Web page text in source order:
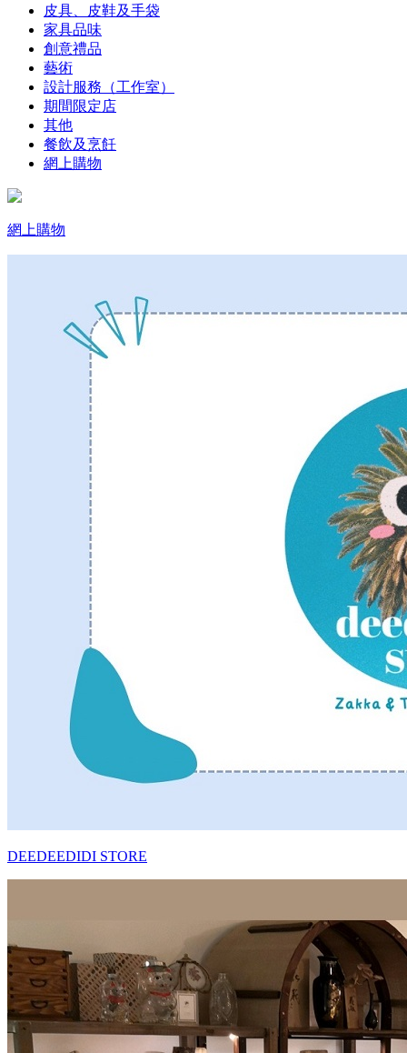
皮具、皮鞋及手袋
家具品味
創意禮品
藝術
設計服務（工作室）
期間限定店
其他
餐飲及烹飪
網上購物
網上購物
DEEDEEDIDI STORE